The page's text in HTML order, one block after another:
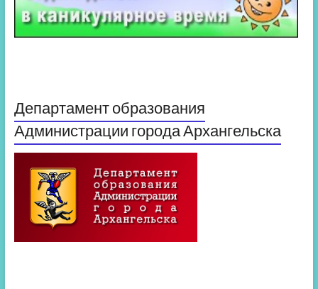
Департамент образования
Администрации города Архангельска